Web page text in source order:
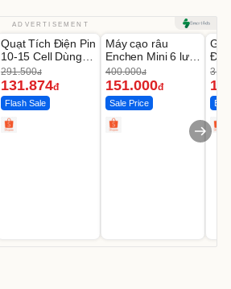
ADVERTISEMENT
-54%
Unmute
Quạt Tích Điện Pin
10-15 Cell Dùng
Liên Tục 4-8H
291.500đ
131.874đ
Flash Sale
-62%
Máy cạo râu
Enchen Mini 6 lưỡi
dao kép mỏng
400.000đ
151.000đ
Sale Price
Đùi